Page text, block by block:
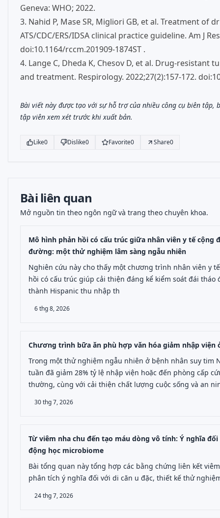
Geneva: WHO; 2022.
3. Nahid P, Mase SR, Migliori GB, et al. Treatment of
ATS/CDC/ERS/IDSA clinical practice guideline. Am J
doi:10.1164/rccm.201909-1874ST .
4. Lange C, Dheda K, Chesov D, et al. Drug-
and treatment. Respirology. 2022;27(2):157-172.
Bài viết này được tạo với sự hỗ trợ của nhiều công cụ biên
tập viên xem xét trước khi xuất bản.
Like0 Dislike0 Favorite0 Share0
Bài liên quan
Mở nguồn tin theo ngôn ngữ và trang theo chuyên khoa.
Mô hình phản hồi có cấu trúc giữa nhân viên y tế cộng
đường: một thử nghiệm lâm sàng ngẫu nhiên
Nghiên cứu này cho thấy một chương trình nhân viên y
hồi có cấu trúc giúp cải thiện đáng kể kiểm soát đái
thành Hispanic thu nhập th
6 thg 8, 2026
Chương trình bữa ăn phù hợp văn hóa giảm nhập viện
Trong một thử nghiệm ngẫu nhiên ở bệnh nhân suy tim
tuần đã giảm 28% tỷ lệ nhập viện hoặc đến phòng cấp
thường, cùng với cải thiện chất lượng cuộc sống và an
30 thg 7, 2026
Từ viêm nha chu đến tạo máu dòng vô tính: Ý nghĩa
động học microbiome
Bài tổng quan này tổng hợp các bằng chứng liên kết
phân tích ý nghĩa đối với di căn u đặc, thiết kế thử
24 thg 7, 2026